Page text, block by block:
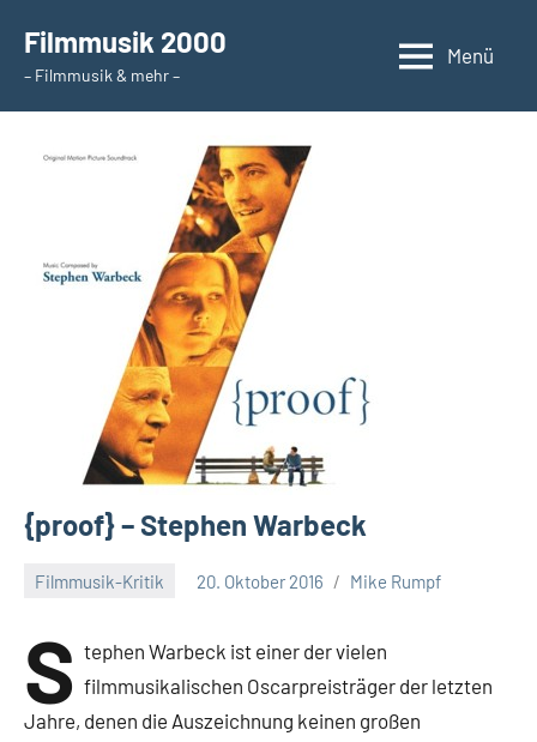
Inhalt
springen
Filmmusik 2000
– Filmmusik & mehr –
Menü
{proof} – Stephen Warbeck
Filmmusik-Kritik 20. Oktober 2016 Mike Rumpf
S tephen Warbeck ist einer der vielen
filmmusikalischen Oscarpreisträger der letzten
Jahre, denen die Auszeichnung keinen großen